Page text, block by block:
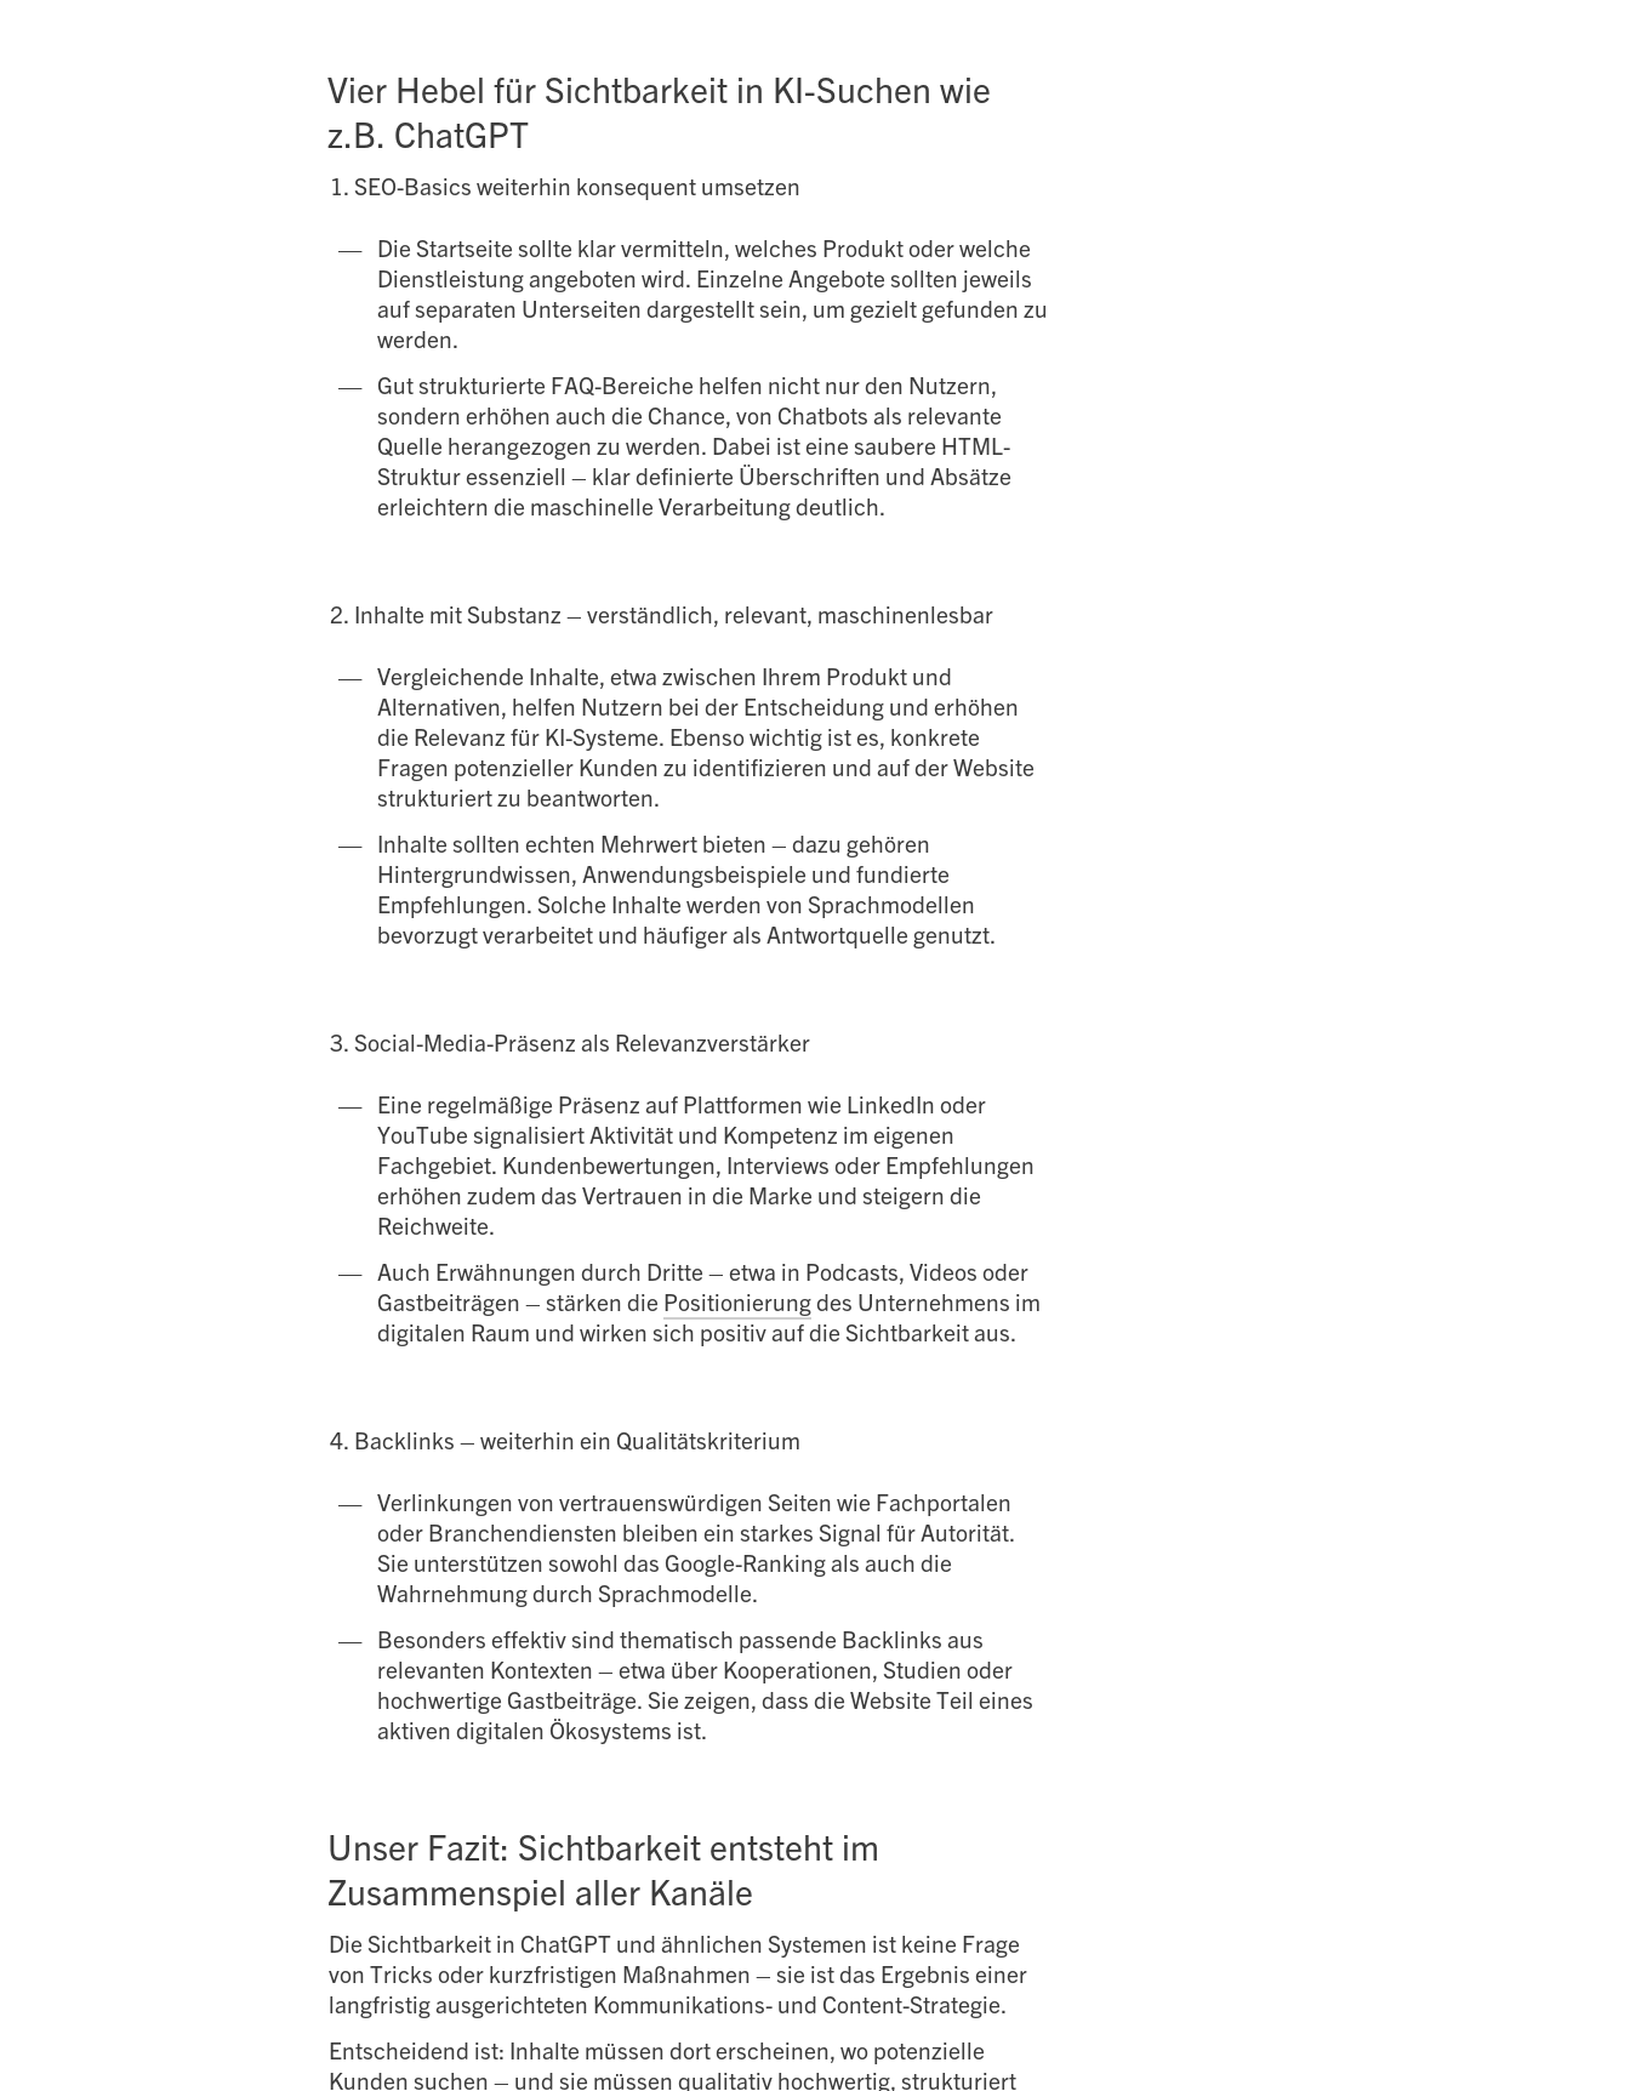
Vier Hebel für Sichtbarkeit in KI-Suchen wie
z.B. ChatGPT
1. SEO-Basics weiterhin konsequent umsetzen
Die Startseite sollte klar vermitteln, welches Produkt oder welche
Dienstleistung angeboten wird. Einzelne Angebote sollten jeweils
auf separaten Unterseiten dargestellt sein, um gezielt gefunden zu
werden.
Gut strukturierte FAQ-Bereiche helfen nicht nur den Nutzern,
sondern erhöhen auch die Chance, von Chatbots als relevante
Quelle herangezogen zu werden. Dabei ist eine saubere HTML-
Struktur essenziell – klar definierte Überschriften und Absätze
erleichtern die maschinelle Verarbeitung deutlich.
2. Inhalte mit Substanz – verständlich, relevant, maschinenlesbar
Vergleichende Inhalte, etwa zwischen Ihrem Produkt und
Alternativen, helfen Nutzern bei der Entscheidung und erhöhen
die Relevanz für KI-Systeme. Ebenso wichtig ist es, konkrete
Fragen potenzieller Kunden zu identifizieren und auf der Website
strukturiert zu beantworten.
Inhalte sollten echten Mehrwert bieten – dazu gehören
Hintergrundwissen, Anwendungsbeispiele und fundierte
Empfehlungen. Solche Inhalte werden von Sprachmodellen
bevorzugt verarbeitet und häufiger als Antwortquelle genutzt.
3. Social-Media-Präsenz als Relevanzverstärker
Eine regelmäßige Präsenz auf Plattformen wie LinkedIn oder
YouTube signalisiert Aktivität und Kompetenz im eigenen
Fachgebiet. Kundenbewertungen, Interviews oder Empfehlungen
erhöhen zudem das Vertrauen in die Marke und steigern die
Reichweite.
Auch Erwähnungen durch Dritte – etwa in Podcasts, Videos oder
Gastbeiträgen – stärken die Positionierungdes Unternehmens im
digitalen Raum und wirken sich positiv auf die Sichtbarkeit aus.
4. Backlinks – weiterhin ein Qualitätskriterium
Verlinkungen von vertrauenswürdigen Seiten wie Fachportalen
oder Branchendiensten bleiben ein starkes Signal für Autorität.
Sie unterstützen sowohl das Google-Ranking als auch die
Wahrnehmung durch Sprachmodelle.
Besonders effektiv sind thematisch passende Backlinks aus
relevanten Kontexten – etwa über Kooperationen, Studien oder
hochwertige Gastbeiträge. Sie zeigen, dass die Website Teil eines
aktiven digitalen Ökosystems ist.
Unser Fazit: Sichtbarkeit entsteht im
Zusammenspiel aller Kanäle
Die Sichtbarkeit in ChatGPT und ähnlichen Systemen ist keine Frage
von Tricks oder kurzfristigen Maßnahmen – sie ist das Ergebnis einer
langfristig ausgerichteten Kommunikations- und Content-Strategie.
Entscheidend ist: Inhalte müssen dort erscheinen, wo potenzielle
Kunden suchen – und sie müssen qualitativ hochwertig, strukturiert